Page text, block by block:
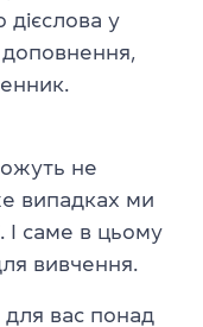
дієслова у
не
випадках ми
І саме в цьому
вивчення.
для вас понад